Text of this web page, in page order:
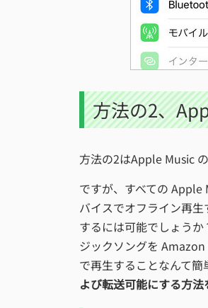
方法の2、
方法の2はApple Music
ですが、すべての Apple
バイスでオフライン再
するには可能でしょう
ジックソングを
で再生することなんて簡
よび転送可能にする方法